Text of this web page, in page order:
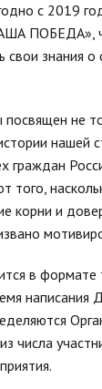
с 2019
ПОБЕДА»,
свои знания
не
нашей
граждан
того,
корни и
в формате
написания
числа